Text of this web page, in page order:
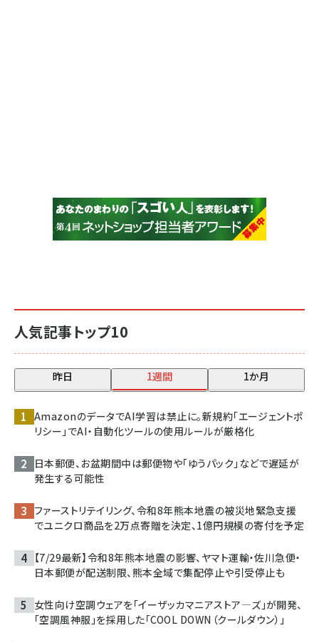
人気記事トップ10
昨日 1週間 1か月
AmazonのデータでAI学習は禁止に。新規約「エージェントポ
リシー」でAI・自動化ツールの使用ルールが厳格化
日本郵便、お盆期間中は郵便物や「ゆうパック」などで遅延が
発生する可能性
ファーストリテイリング、令和8年熊本地震の被災地緊急支援
でユニクロ商品を2万点寄贈を決定、1億円規模の寄付を予定
【7/29最新】令和8年熊本地震の影響、ヤマト運輸・佐川急便・
日本郵便が配送制限、熊本全域で集配停止や引受停止も
女性向け空調ウェアを「イーザッカマニアストア―ズ」が開発、
「空調風神服」を採用した「COOL DOWN（クールダウン）」